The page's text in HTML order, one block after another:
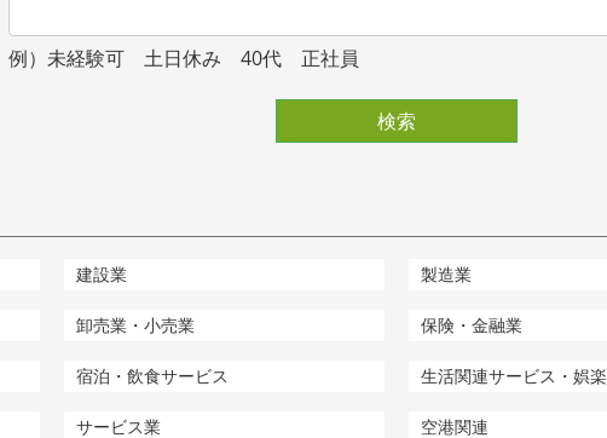
例）未経験可 土日休み 40代 正社員
検索
建設業 製造業
卸売業・小売業 保険・金融業
宿泊・飲食サービス 生活関連サービス・娯楽
サービス業 空港関連